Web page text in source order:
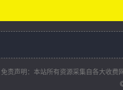
免责声明：本站所有资源采集自各大收费